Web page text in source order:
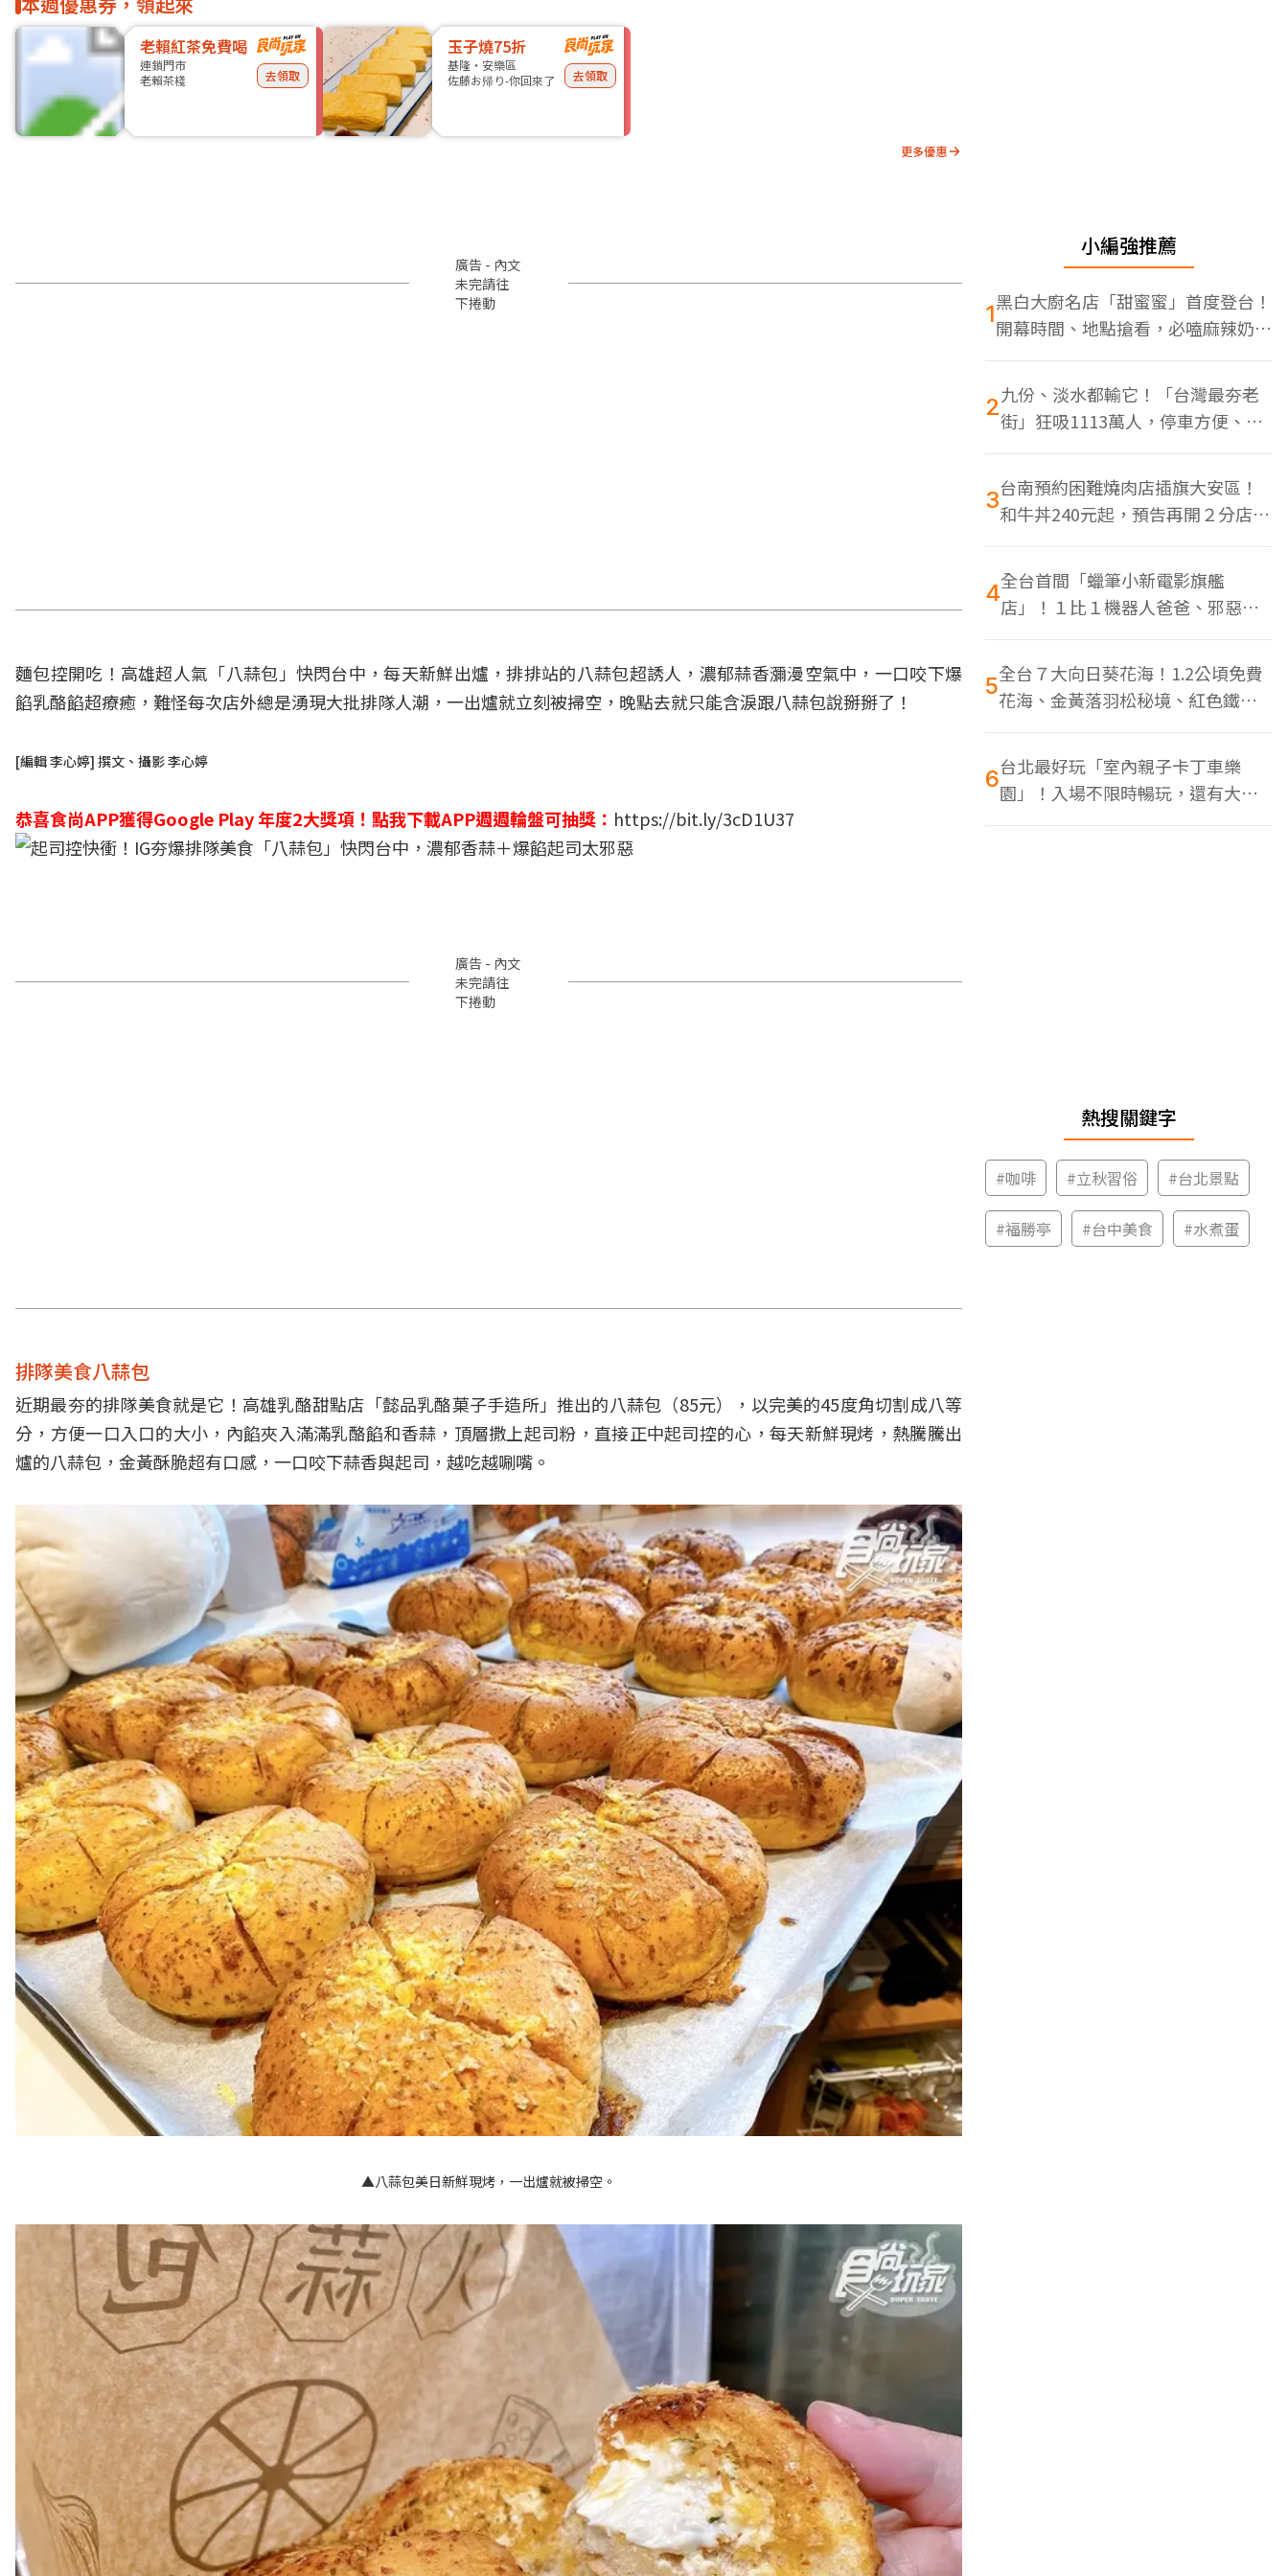
老賴紅茶免費喝
連鎖門市
老賴茶棧
去領取
玉子燒75折
基隆・安樂區
佐藤お帰り-你回來了
去領取
更多優惠
廣告 - 內文
未完請往
下捲動
麵包控開吃！高雄超人氣「八蒜包」快閃台中，每天新鮮出爐，排排站的八蒜包超誘人，濃郁蒜香瀰漫空氣中，一口咬下爆
餡乳酪餡超療癒，難怪每次店外總是湧現大批排隊人潮，一出爐就立刻被掃空，晚點去就只能含淚跟八蒜包說掰掰了！
[編輯 李心婷] 撰文、攝影 李心婷
恭喜食尚APP獲得Google Play 年度2大獎項！ 點我下載APP週週輪盤可抽獎： https://bit.ly/3cD1U37
廣告 - 內文
未完請往
下捲動
排隊美食八蒜包
近期最夯的排隊美食就是它！高雄乳酪甜點店「懿品乳酪菓子手造所」推出的八蒜包（85元），以完美的45度角切割成八等
分，方便一口入口的大小，內餡夾入滿滿乳酪餡和香蒜，頂層撒上起司粉，直接正中起司控的心，每天新鮮現烤，熱騰騰出
爐的八蒜包，金黃酥脆超有口感，一口咬下蒜香與起司，越吃越唰嘴。
▲八蒜包美日新鮮現烤，一出爐就被掃空。
小編強推薦
1黑白大廚名店「甜蜜蜜」首度登台！
開幕時間、地點搶看，必嗑麻辣奶油
蝦
2九份、淡水都輸它！「台灣最夯老
街」狂吸1113萬人，停車方便、特
色美食多
3台南預約困難燒肉店插旗大安區！
和牛丼240元起，預告再開２分店、
地點曝光
4全台首間「蠟筆小新電影旗艦
店」！１比１機器人爸爸、邪惡正
男，百款周邊買翻
5全台７大向日葵花海！1.2公頃免費
花海、金黃落羽松秘境、紅色鐵橋
同框
6台北最好玩「室內親子卡丁車樂
園」！入場不限時暢玩，還有大螢
幕Switch遊戲區
熱搜關鍵字
#咖啡 #立秋習俗 #台北景點
#福勝亭 #台中美食 #水煮蛋